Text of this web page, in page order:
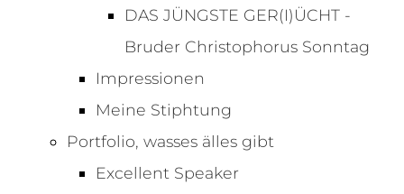
DAS JÜNGSTE GER(I)ÜCHT -
Bruder Christophorus Sonntag
Impressionen
Meine Stiphtung
Portfolio, wasses älles gibt
Excellent Speaker